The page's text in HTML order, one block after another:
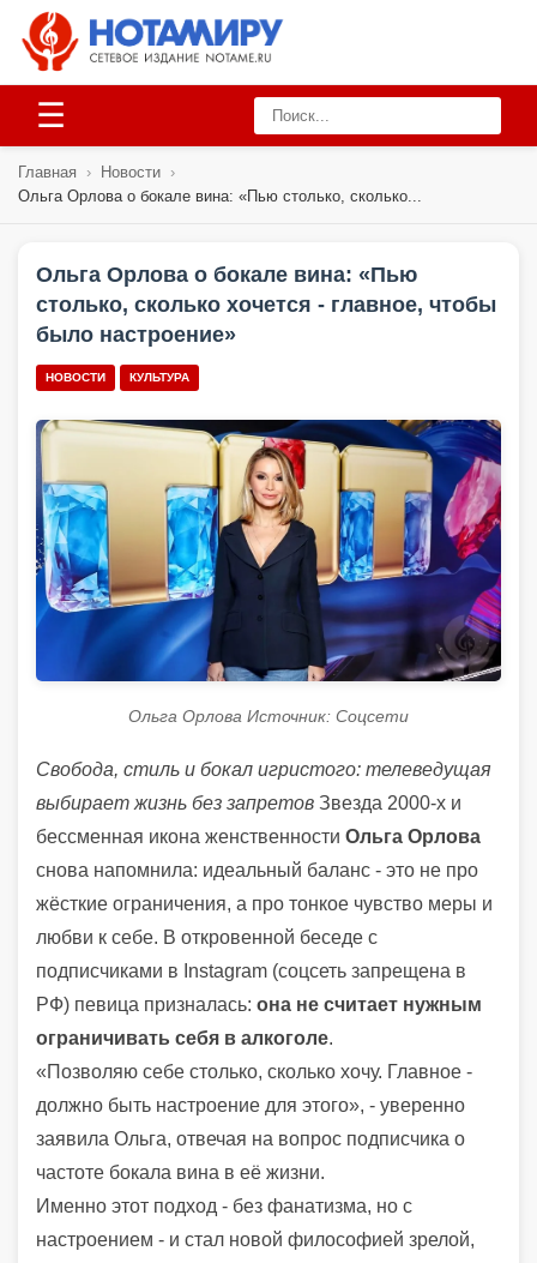
☰
Главная › Новости ›
Ольга Орлова о бокале вина: «Пью столько, сколько...
Ольга Орлова о бокале вина: «Пью
столько, сколько хочется - главное, чтобы
было настроение»
НОВОСТИ КУЛЬТУРА
Ольга Орлова Источник: Соцсети
Свобода, стиль и бокал игристого: телеведущая
выбирает жизнь без запретов Звезда 2000-х и
бессменная икона женственности Ольга Орлова
снова напомнила: идеальный баланс - это не про
жёсткие ограничения, а про тонкое чувство меры и
любви к себе. В откровенной беседе с
подписчиками в Instagram (соцсеть запрещена в
РФ) певица призналась: она не считает нужным
ограничивать себя в алкоголе.
«Позволяю себе столько, сколько хочу. Главное -
должно быть настроение для этого», - уверенно
заявила Ольга, отвечая на вопрос подписчика о
частоте бокала вина в её жизни.
Именно этот подход - без фанатизма, но с
настроением - и стал новой философией зрелой,